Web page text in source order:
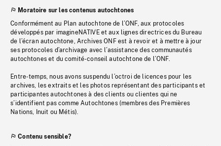
Moratoire sur les contenus autochtones
Conformément au Plan autochtone de l’ONF, aux protocoles
développés par imagineNATIVE et aux lignes directrices du Bureau
de l’écran autochtone, Archives ONF est à revoir et à mettre à jour
ses protocoles d’archivage avec l’assistance des communautés
autochtones et du comité-conseil autochtone de l’ONF.
Entre-temps, nous avons suspendu l’octroi de licences pour les
archives, les extraits et les photos représentant des participants et
participantes autochtones à des clients ou clientes qui ne
s’identifient pas comme Autochtones (membres des Premières
Nations, Inuit ou Métis).
Contenu sensible?